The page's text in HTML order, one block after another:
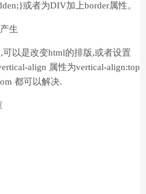
或者为DIV加上border属性。
生
以是改变html的排版,或者设置
align 属性为vertical-align:top
都可以解决.